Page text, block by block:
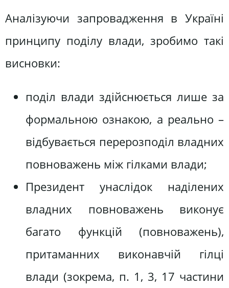
Аналізуючи запровадження в Україні
принципу поділу влади, зробимо такі
висновки:
поділ влади здійснюється лише за
формальною ознакою, а реально –
відбувається перерозподіл владних
повноважень між гілками влади;
Президент унаслідок наділених
владних повноважень виконує
багато функцій (повноважень),
притаманних виконавчій гілці
влади (зокрема, п. 1, 3, 17 частини